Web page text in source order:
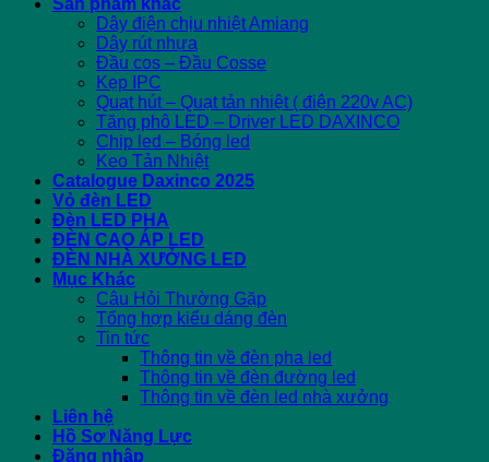
Sản phẩm khác
Dây điện chịu nhiệt Amiang
Dây rút nhựa
Đầu cos – Đầu Cosse
Kẹp IPC
Quạt hút – Quạt tản nhiệt ( điện 220v AC)
Tăng phô LED – Driver LED DAXINCO
Chip led – Bóng led
Keo Tản Nhiệt
Catalogue Daxinco 2025
Vỏ đèn LED
Đèn LED PHA
ĐÈN CAO ÁP LED
ĐÈN NHÀ XƯỞNG LED
Mục Khác
Câu Hỏi Thường Gặp
Tổng hợp kiểu dáng đèn
Tin tức
Thông tin về đèn pha led
Thông tin về đèn đường led
Thông tin về đèn led nhà xưởng
Liên hệ
Hồ Sơ Năng Lực
Đăng nhập